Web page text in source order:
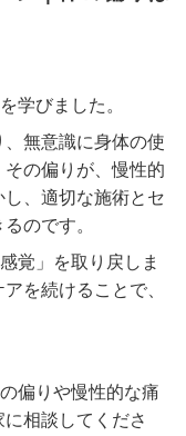
学びました。
無意識に身体の使
の偏りが、慢性的
、適切な施術とセ
のです。
覚」を取り戻しま
を続けることで、
偏りや慢性的な痛
相談してくださ